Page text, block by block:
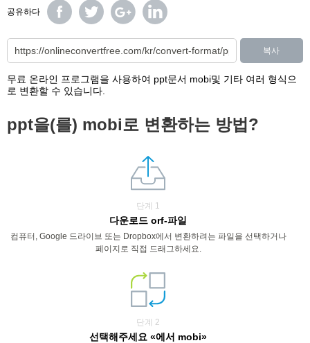
공유하다
복사
무료 온라인 프로그램을 사용하여 ppt문서 mobi및 기타 여러 형식으
로 변환할 수 있습니다.
ppt을(를) mobi로 변환하는 방법?
단계 1
다운로드 orf-파일
컴퓨터, Google 드라이브 또는 Dropbox에서 변환하려는 파일을 선택하거나
페이지로 직접 드래그하세요.
단계 2
선택해주세요 «에서 mobi»